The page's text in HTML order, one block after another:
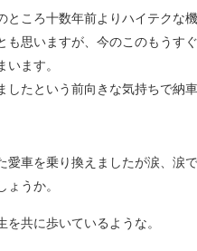
ところ十数年前よりハイテクな
も思いますが、今のこのもうす
ます。
したという前向きな気持ちで納
愛車を乗り換えましたが涙、涙
うか。
共に歩いているような。